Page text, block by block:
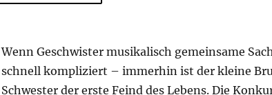
Wenn Geschwister musikalisch gemeinsame
schnell kompliziert – immerhin ist der kleine
Schwester der erste Feind des Lebens. Die